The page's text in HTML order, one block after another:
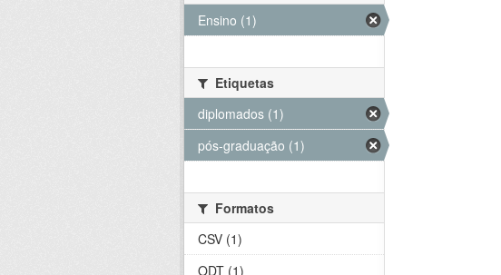
Ensino (1)
Etiquetas
diplomados (1)
pós-graduação (1)
Formatos
CSV (1)
ODT (1)